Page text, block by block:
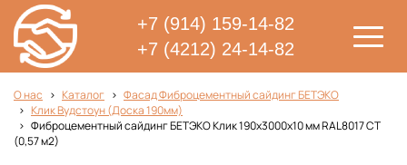
+7 (914) 159-14-82
+7 (4212) 24-14-82
О нас Каталог
Фасад Фиброцементный сайдинг БЕТЭКО
Клик Вудстоун (Доска 190мм)
Фиброцементный сайдинг БЕТЭКО Клик 190х3000х10 мм RAL8017 СТ
(0,57 м2)